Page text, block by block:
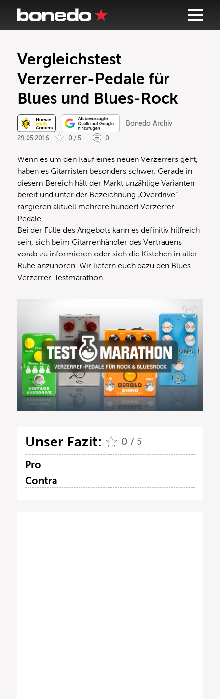
Vergleichstest
Verzerrer-Pedale für
Blues und Blues-Rock
Bonedo Archiv
29.05.2016 0 / 5 0
Wenn es um den Kauf eines neuen Verzerrers geht,
haben es Gitarristen besonders schwer. Gerade in
diesem Bereich hält der Markt unzählige Varianten
bereit und unter der Bezeichnung „Overdrive“
rangieren aktuell mehrere hundert Verzerrer-
Pedale.
Bei der Fülle des Angebots kann es definitiv hilfreich
sein, sich beim Gitarrenhändler des Vertrauens
vorab zu informieren oder sich die Kistchen in aller
Ruhe anzuhören. Wir liefern euch dazu den Blues-
Verzerrer-Testmarathon.
Unser Fazit: 0 / 5
Pro
Contra